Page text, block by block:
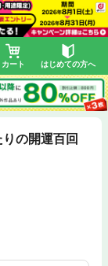
カート はじめての方へ
の開運百回